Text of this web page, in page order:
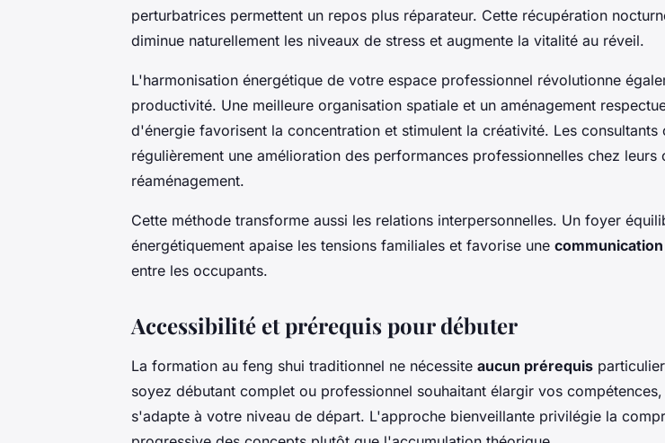
perturbatrices permettent un repos plus réparateur. Cette récupération
diminue naturellement les niveaux de stress et augmente la vitalité au réveil.
L'harmonisation énergétique de votre espace professionnel révolutionne
productivité. Une meilleure organisation spatiale et un aménagement
d'énergie favorisent la concentration et stimulent la créativité. Les consultants
régulièrement une amélioration des performances professionnelles chez leurs
réaménagement.
Cette méthode transforme aussi les relations interpersonnelles. Un foyer
énergétiquement apaise les tensions familiales et favorise une
entre les occupants.
Accessibilité et prérequis pour débuter
La formation au feng shui traditionnel ne nécessite aucun prérequis
soyez débutant complet ou professionnel souhaitant élargir vos
s'adapte à votre niveau de départ. L'approche bienveillante privilégie la